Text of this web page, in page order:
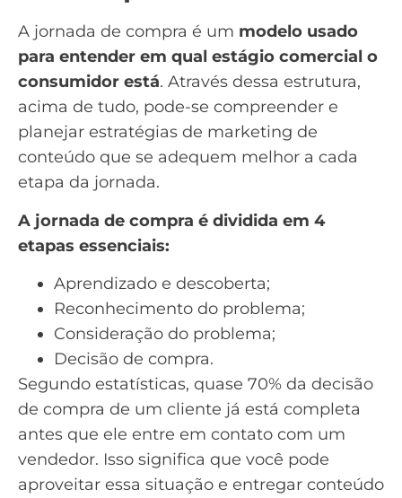
A jornada de compra é um modelo usado
para entender em qual estágio comercial o
consumidor está. Através dessa estrutura,
acima de tudo, pode-se compreender e
planejar estratégias de marketing de
conteúdo que se adequem melhor a cada
etapa da jornada.
A jornada de compra é dividida em 4
etapas essenciais:
Aprendizado e descoberta;
Reconhecimento do problema;
Consideração do problema;
Decisão de compra.
Segundo estatísticas, quase 70% da decisão
de compra de um cliente já está completa
antes que ele entre em contato com um
vendedor. Isso significa que você pode
aproveitar essa situação e entregar conteúdo